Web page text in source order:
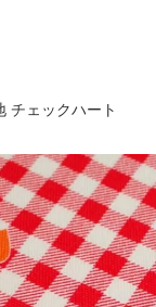
チェックハート